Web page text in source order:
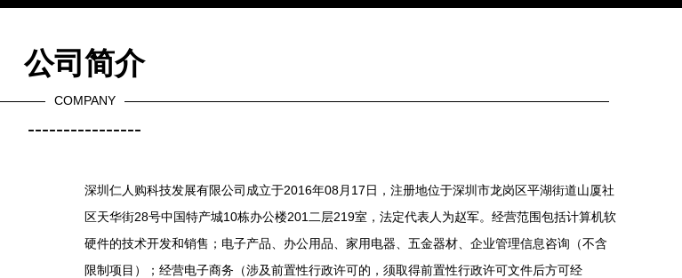
公司简介
COMPANY
----------------
深圳仁人购科技发展有限公司成立于2016年08月17日，注册地位于深圳市龙岗区平湖街道山厦社
区天华街28号中国特产城10栋办公楼201二层219室，法定代表人为赵军。经营范围包括计算机软
硬件的技术开发和销售；电子产品、办公用品、家用电器、五金器材、企业管理信息咨询（不含
限制项目）；经营电子商务（涉及前置性行政许可的，须取得前置性行政许可文件后方可经